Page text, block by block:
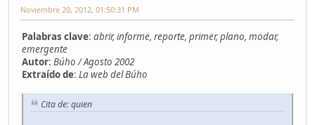
Noviembre 20, 2012, 01:50:31 PM
Palabras clave: abrir, informe, reporte, primer, plano, modar,
emergente
Autor: Búho / Agosto 2002
Extraído de: La web del Búho
Cita de: quien